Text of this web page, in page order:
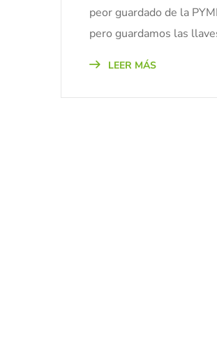
peor guardado de la
pero guardamos las
LEER MÁS